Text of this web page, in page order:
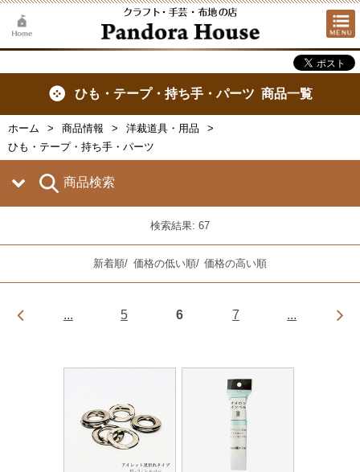
ひも・テープ・持ち手・パーツ 商品一覧
ホーム 商品情報
洋裁道具・用品
ひも・テープ・持ち手・パーツ
商品検索
検索結果: 67
新着順/ 価格の低い順/ 価格の高い順
... 5 6 7 ...